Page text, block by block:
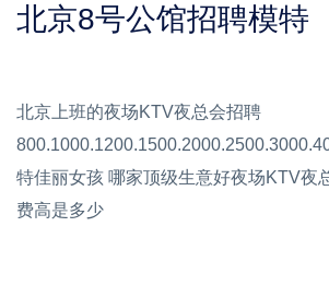
北京8号公馆招聘模特
北京上班的夜场KTV夜总会招聘
特佳丽女孩 哪家顶级生意好夜场KTV夜
费高是多少